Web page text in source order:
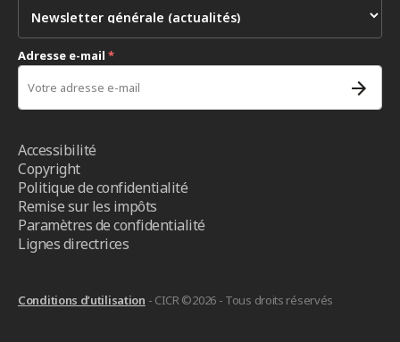
Adresse e-mail *
Accessibilité
Copyright
Politique de confidentialité
Remise sur les impôts
Paramètres de confidentialité
Lignes directrices
Conditions d’utilisation - CICR ©2026 - Tous droits réservés